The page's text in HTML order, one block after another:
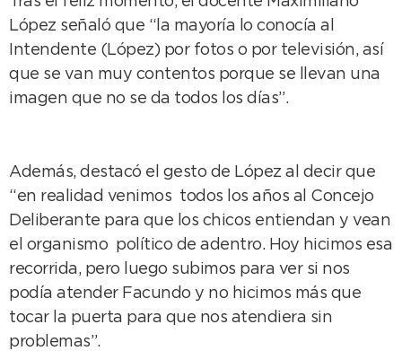
López señaló que “la mayoría lo conocía al
Intendente (López) por fotos o por televisión, así
que se van muy contentos porque se llevan una
imagen que no se da todos los días”.
Además, destacó el gesto de López al decir que
“en realidad venimos todos los años al Concejo
Deliberante para que los chicos entiendan y vean
el organismo político de adentro. Hoy hicimos esa
recorrida, pero luego subimos para ver si nos
podía atender Facundo y no hicimos más que
tocar la puerta para que nos atendiera sin
problemas”.